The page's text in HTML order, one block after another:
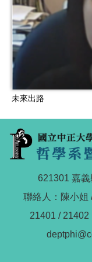
未來出路
621301 嘉
聯絡人：陳小
21401 /